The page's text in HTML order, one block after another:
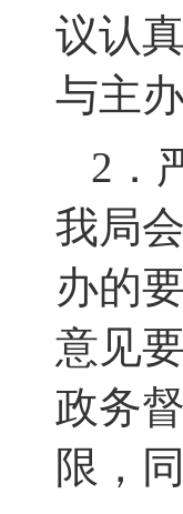
议认
与主
2．
我局
办的要
意见
政务
限，